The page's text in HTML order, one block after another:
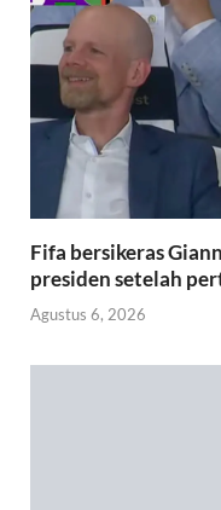
Fifa bersikeras
presiden setelah
Agustus 6, 2026